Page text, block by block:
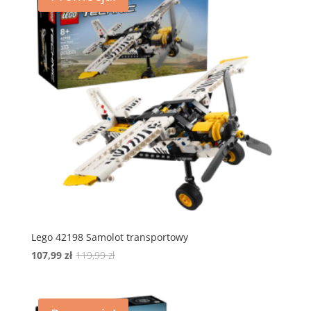
Lego 42198 Samolot transportowy
119,99złPierwotna
119,99 zł.
107,99 zł
Aktualna
107,99 zł.